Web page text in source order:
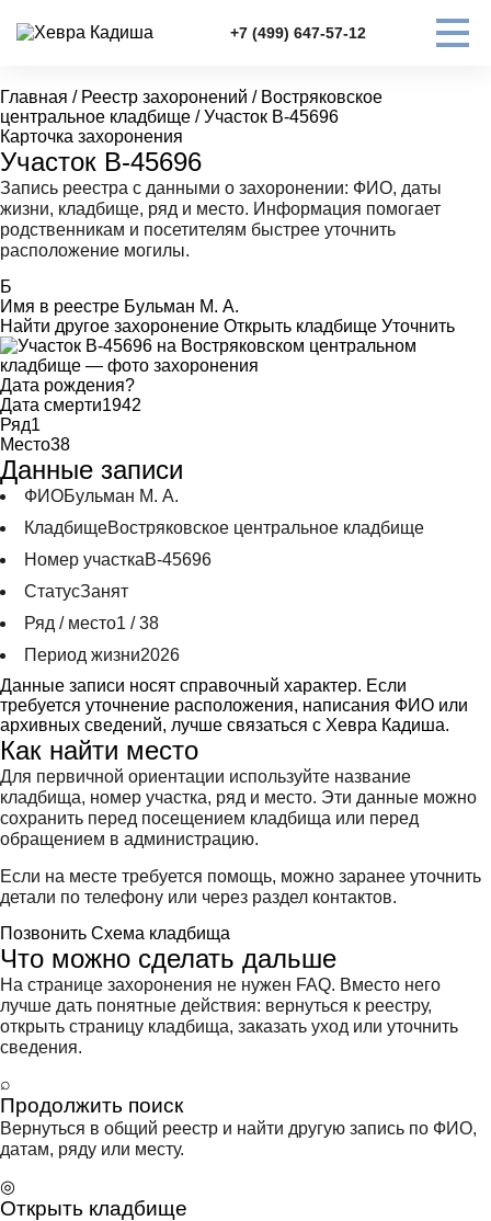
+7 (499) 647-57-12
Главная / Реестр захоронений / Востряковское
центральное кладбище / Участок В-45696
Карточка захоронения
Участок В-45696
Запись реестра с данными о захоронении: ФИО, даты
жизни, кладбище, ряд и место. Информация помогает
родственникам и посетителям быстрее уточнить
расположение могилы.
Б
Имя в реестре Бульман М. А.
Найти другое захоронение Открыть кладбище Уточнить
Дата рождения?
Дата смерти1942
Ряд1
Место38
Данные записи
ФИОБульман М. А.
КладбищеВостряковское центральное кладбище
Номер участкаВ-45696
СтатусЗанят
Ряд / место1 / 38
Период жизни2026
Данные записи носят справочный характер. Если
требуется уточнение расположения, написания ФИО или
архивных сведений, лучше связаться с Хевра Кадиша.
Как найти место
Для первичной ориентации используйте название
кладбища, номер участка, ряд и место. Эти данные можно
сохранить перед посещением кладбища или перед
обращением в администрацию.
Если на месте требуется помощь, можно заранее уточнить
детали по телефону или через раздел контактов.
Позвонить Схема кладбища
Что можно сделать дальше
На странице захоронения не нужен FAQ. Вместо него
лучше дать понятные действия: вернуться к реестру,
открыть страницу кладбища, заказать уход или уточнить
сведения.
⌕
Продолжить поиск
Вернуться в общий реестр и найти другую запись по ФИО,
датам, ряду или месту.
◎
Открыть кладбище